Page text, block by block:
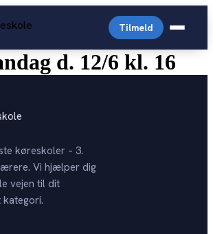
Tilmeld
d. 12/6 kl. 16
køreskoler – 3.
Vi hjælper dig
vejen til dit